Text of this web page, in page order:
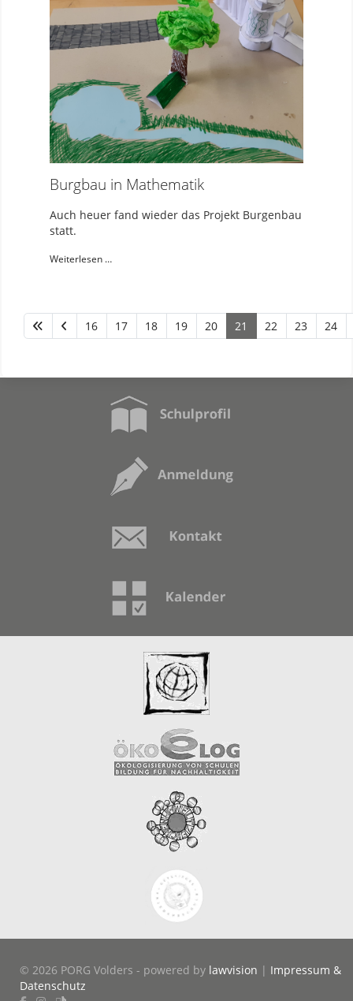
Burgbau in Mathematik
Auch heuer fand wieder das Projekt Burgenbau
statt.
Weiterlesen …
16 17 18 19 20 21 22 23 24
© 2026 PORG Volders - powered by lawvision | Impressum &
Datenschutz